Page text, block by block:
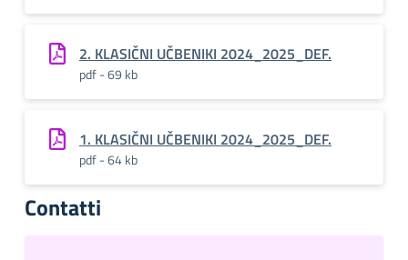
2. KLASIČNI UČBENIKI 2024_2025_DEF.
pdf - 69 kb
1. KLASIČNI UČBENIKI 2024_2025_DEF.
pdf - 64 kb
Contatti